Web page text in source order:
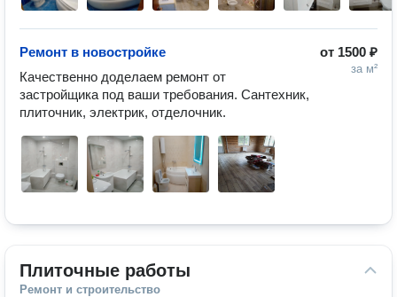
от 1500 ₽
за м²
Ремонт в новостройке
Качественно доделаем ремонт от
застройщика под ваши требования. Сантехник,
плиточник, электрик, отделочник.
Плиточные работы
Ремонт и строительство